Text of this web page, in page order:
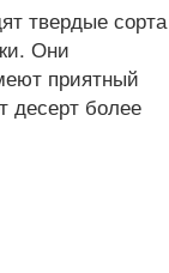
твердые сорта
Они
приятный
десерт более